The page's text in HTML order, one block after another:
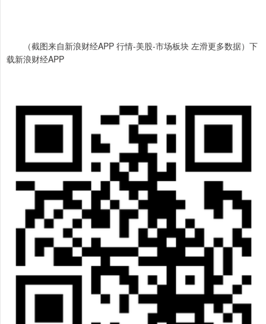
（截图来自新浪财经APP 行情-美股-市场板块 左滑更多数据）下
载新浪财经APP